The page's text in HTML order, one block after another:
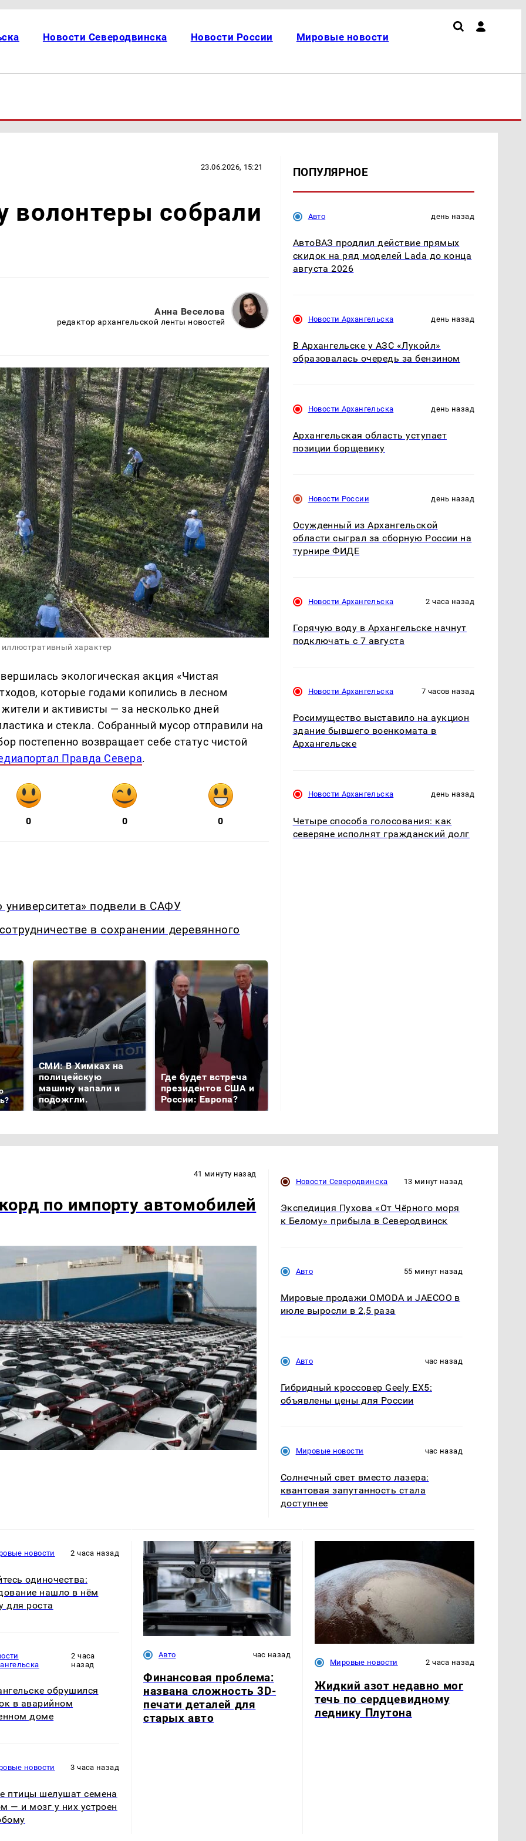
Новости Северодвинска Новости России Мировые новости
23.06.2026, 15:21
волонтеры собрали
Анна Веселова
редактор архангельской ленты новостей
характер
экологическая акция «Чистая
которые годами копились в лесном
и активисты — за несколько дней
и стекла. Собранный мусор отправили на
постепенно возвращает себе статус чистой
Правда Севера.
0 0 0
университета» подвели в САФУ
в сохранении деревянного
СМИ: В Химках на
полицейскую
машину напали и
подожгли.
Где будет встреча
президентов США и
России: Европа?
ПОПУЛЯРНОЕ
Авто день назад
АвтоВАЗ продлил действие прямых
скидок на ряд моделей Lada до конца
августа 2026
Новости Архангельска день назад
В Архангельске у АЗС «Лукойл»
образовалась очередь за бензином
Новости Архангельска день назад
Архангельская область уступает
позиции борщевику
Новости России день назад
Осужденный из Архангельской
области сыграл за сборную России на
турнире ФИДЕ
Новости Архангельска 2 часа назад
Горячую воду в Архангельске начнут
подключать с 7 августа
Новости Архангельска 7 часов назад
Росимущество выставило на аукцион
здание бывшего военкомата в
Архангельске
Новости Архангельска день назад
Четыре способа голосования: как
северяне исполнят гражданский долг
41 минуту назад
по импорту автомобилей
Новости Северодвинска 13 минут назад
Экспедиция Пухова «От Чёрного моря
к Белому» прибыла в Северодвинск
Авто 55 минут назад
Мировые продажи OMODA и JAECOO в
июле выросли в 2,5 раза
Авто час назад
Гибридный кроссовер Geely EX5:
объявлены цены для России
Мировые новости час назад
Солнечный свет вместо лазера:
квантовая запутанность стала
доступнее
новости 2 часа назад
одиночества:
нашло в нём
для роста
2 часа
назад
обрушился
в аварийном
доме
новости 3 часа назад
птицы шелушат семена
— и мозг у них устроен
Авто час назад
Финансовая проблема:
названа сложность 3D-
печати деталей для
старых авто
Мировые новости 2 часа назад
Жидкий азот недавно мог
течь по сердцевидному
леднику Плутона